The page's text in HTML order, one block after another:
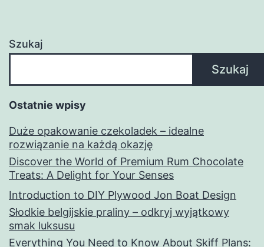
Szukaj
Szukaj
Ostatnie wpisy
Duże opakowanie czekoladek – idealne
rozwiązanie na każdą okazję
Discover the World of Premium Rum Chocolate
Treats: A Delight for Your Senses
Introduction to DIY Plywood Jon Boat Design
Słodkie belgijskie praliny – odkryj wyjątkowy
smak luksusu
Everything You Need to Know About Skiff Plans: